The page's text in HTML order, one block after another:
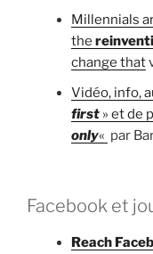
Millennials
the
change that
Vidéo, info,
first » et de
only« par
Facebook et
Reach